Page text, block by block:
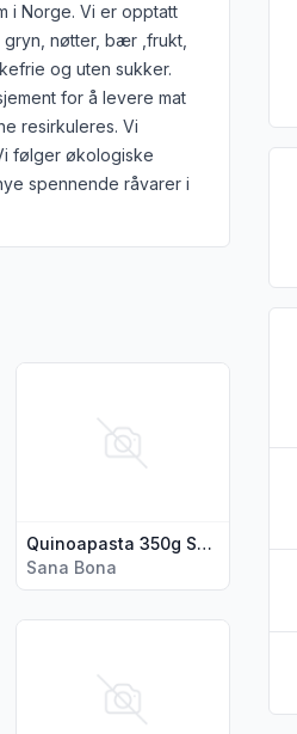
i Norge. Vi er opptatt
nøtter, bær ,frukt,
og uten sukker.
for å levere mat
resirkuleres. Vi
følger økologiske
spennende råvarer i
"Sana Bona Økologiske
Quinoapasta 350g Sana Bona
Sana Bona
Vis flere detaljer for produktet
"Sana Bona Økologisk
Vis flere detaljer for produktet